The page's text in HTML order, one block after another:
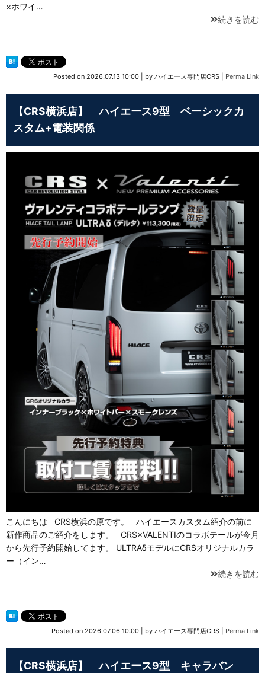
×ホワイ…
続きを読む
Posted on 2026.07.13 10:00 by ハイエース専門店CRS Perma Link
【CRS横浜店】 ハイエース9型 ベーシックカ
スタム+電装関係
こんにちは CRS横浜の原です。 ハイエースカスタム紹介の前に
新作商品のご紹介をします。 CRS×VALENTIのコラボテールが今月
から先行予約開始してます。 ULTRAδモデルにCRSオリジナルカラ
ー（イン…
続きを読む
Posted on 2026.07.06 10:00 by ハイエース専門店CRS Perma Link
【CRS横浜店】 ハイエース9型 キャラバン